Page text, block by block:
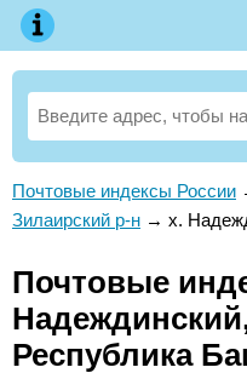
Почтовые индексы России
Зилаирский р-н → х.
Почтовые
Республика